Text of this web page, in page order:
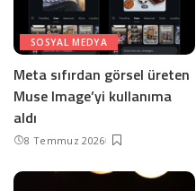
SOSYAL MEDYA
Meta sıfırdan görsel üreten
Muse Image’yi kullanıma
aldı
8 Temmuz 2026